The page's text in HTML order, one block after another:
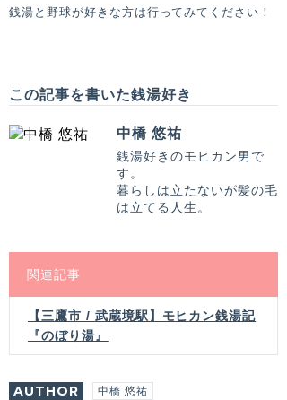
銭湯と野球が好きな方は行ってみてください！
この記事を書いた銭湯好き
中橋 悠祐
銭湯好きのモヒカン男で
す。
暮らしは立たないが髪の毛
は立てる人生。
関連記事
【三鷹市 / 武蔵境駅】モヒカン銭湯記
『のぼり湯』
AUTHOR 中橋 悠祐